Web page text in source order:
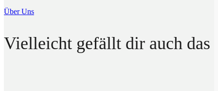
Über Uns
Vielleicht gefällt dir auch das